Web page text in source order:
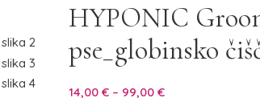
HYPONIC
pse_globinsko
14,00 € – 99,00 €